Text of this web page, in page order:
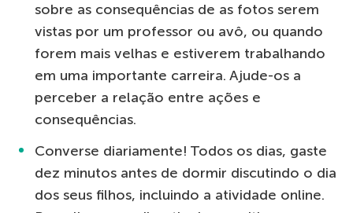
sobre as consequências de as fotos serem
vistas por um professor ou avô, ou quando
forem mais velhas e estiverem trabalhando
em uma importante carreira. Ajude-os a
perceber a relação entre ações e
consequências.
Converse diariamente! Todos os dias, gaste
dez minutos antes de dormir discutindo o dia
dos seus filhos, incluindo a atividade online.